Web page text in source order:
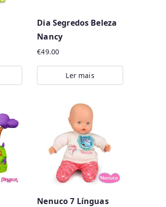
Dia Segredos Beleza
Nancy
€49.00
Ler mais
Nenuco 7 Línguas